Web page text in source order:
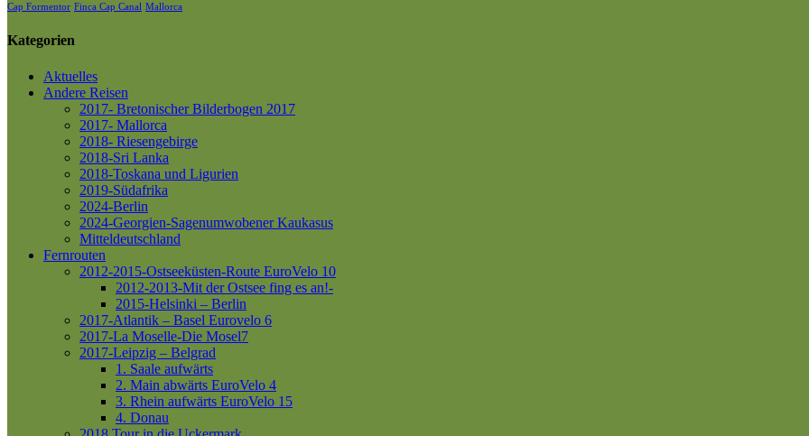
Cap Formentor Finca Cap Canal Mallorca
Kategorien
Aktuelles
Andere Reisen
2017- Bretonischer Bilderbogen 2017
2017- Mallorca
2018- Riesengebirge
2018-Sri Lanka
2018-Toskana und Ligurien
2019-Südafrika
2024-Berlin
2024-Georgien-Sagenumwobener Kaukasus
Mitteldeutschland
Fernrouten
2012-2015-Ostseeküsten-Route EuroVelo 10
2012-2013-Mit der Ostsee fing es an!-
2015-Helsinki – Berlin
2017-Atlantik – Basel Eurovelo 6
2017-La Moselle-Die Mosel7
2017-Leipzig – Belgrad
1. Saale aufwärts
2. Main abwärts EuroVelo 4
3. Rhein aufwärts EuroVelo 15
4. Donau